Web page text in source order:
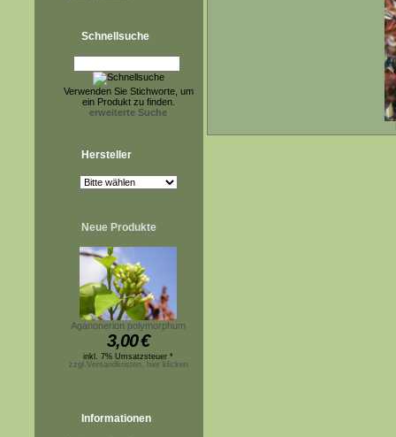
Schnellsuche
Verwenden Sie Stichworte, um
ein Produkt zu finden.
erweiterte Suche
Hersteller
Neue Produkte
Aganonerion polymorphum
3,00€
inkl. 7% Umsatzsteuer *
zzgl.Versandkosten, hier klicken
Informationen